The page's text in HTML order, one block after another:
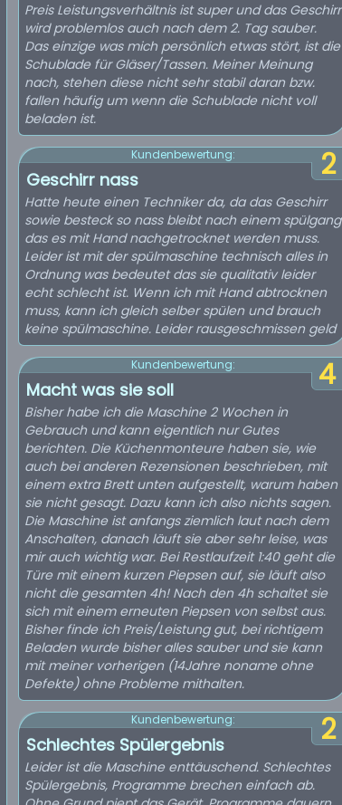
Preis Leistungsverhältnis ist super und das Geschirr
wird problemlos auch nach dem 2. Tag sauber.
Das einzige was mich persönlich etwas stört, ist die
Schublade für Gläser/Tassen. Meiner Meinung
nach, stehen diese nicht sehr stabil daran bzw.
fallen häufig um wenn die Schublade nicht voll
beladen ist.
2
Kundenbewertung:
Geschirr nass
Hatte heute einen Techniker da, da das Geschirr
sowie besteck so nass bleibt nach einem spülgang
das es mit Hand nachgetrocknet werden muss.
Leider ist mit der spülmaschine technisch alles in
Ordnung was bedeutet das sie qualitativ leider
echt schlecht ist. Wenn ich mit Hand abtrocknen
muss, kann ich gleich selber spülen und brauch
keine spülmaschine. Leider rausgeschmissen geld
4
Kundenbewertung:
Macht was sie soll
Bisher habe ich die Maschine 2 Wochen in
Gebrauch und kann eigentlich nur Gutes
berichten. Die Küchenmonteure haben sie, wie
auch bei anderen Rezensionen beschrieben, mit
einem extra Brett unten aufgestellt, warum haben
sie nicht gesagt. Dazu kann ich also nichts sagen.
Die Maschine ist anfangs ziemlich laut nach dem
Anschalten, danach läuft sie aber sehr leise, was
mir auch wichtig war. Bei Restlaufzeit 1:40 geht die
Türe mit einem kurzen Piepsen auf, sie läuft also
nicht die gesamten 4h! Nach den 4h schaltet sie
sich mit einem erneuten Piepsen von selbst aus.
Bisher finde ich Preis/Leistung gut, bei richtigem
Beladen wurde bisher alles sauber und sie kann
mit meiner vorherigen (14Jahre noname ohne
Defekte) ohne Probleme mithalten.
2
Kundenbewertung:
Schlechtes Spülergebnis
Leider ist die Maschine enttäuschend. Schlechtes
Spülergebnis, Programme brechen einfach ab.